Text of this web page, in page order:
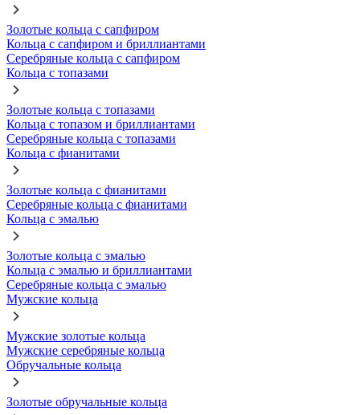
Золотые кольца с сапфиром
Кольца с сапфиром и бриллиантами
Серебряные кольца с сапфиром
Кольца с топазами
Золотые кольца с топазами
Кольца с топазом и бриллиантами
Серебряные кольца с топазами
Кольца с фианитами
Золотые кольца с фианитами
Серебряные кольца с фианитами
Кольца с эмалью
Золотые кольца с эмалью
Кольца с эмалью и бриллиантами
Серебряные кольца с эмалью
Мужские кольца
Мужские золотые кольца
Мужские серебряные кольца
Обручальные кольца
Золотые обручальные кольца